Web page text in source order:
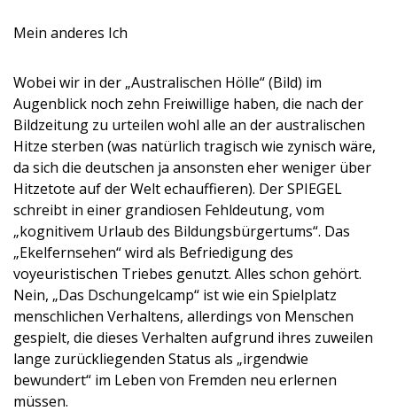
Mein anderes Ich
Wobei wir in der „Australischen Hölle“ (Bild) im
Augenblick noch zehn Freiwillige haben, die nach der
Bildzeitung zu urteilen wohl alle an der australischen
Hitze sterben (was natürlich tragisch wie zynisch wäre,
da sich die deutschen ja ansonsten eher weniger über
Hitzetote auf der Welt echauffieren). Der SPIEGEL
schreibt in einer grandiosen Fehldeutung, vom
„kognitivem Urlaub des Bildungsbürgertums“. Das
„Ekelfernsehen“ wird als Befriedigung des
voyeuristischen Triebes genutzt. Alles schon gehört.
Nein, „Das Dschungelcamp“ ist wie ein Spielplatz
menschlichen Verhaltens, allerdings von Menschen
gespielt, die dieses Verhalten aufgrund ihres zuweilen
lange zurückliegenden Status als „irgendwie
bewundert“ im Leben von Fremden neu erlernen
müssen.